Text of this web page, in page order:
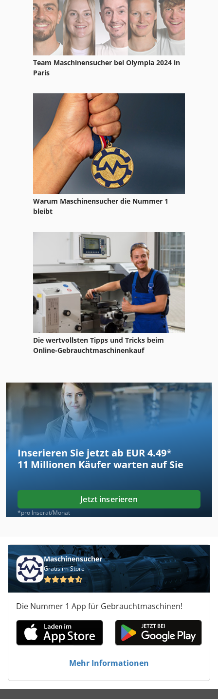
Team Maschinensucher bei Olympia 2024 in
Paris
Warum Maschinensucher die Nummer 1
bleibt
Die wertvollsten Tipps und Tricks beim
Online-Gebrauchtmaschinenkauf
Inserieren Sie jetzt ab EUR 4.49*
11 Millionen Käufer warten auf Sie
Jetzt inserieren
*pro Inserat/Monat
Maschinensucher
Gratis im Store
Die Nummer 1 App für Gebrauchtmaschinen!
Mehr Informationen